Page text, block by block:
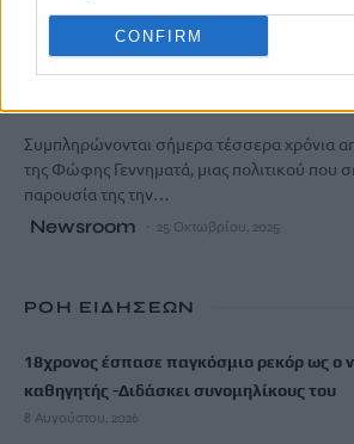
CONFIRM
Τέσσερα χρόνια χωρίς τη
Συμπληρώνονται σήμερα τέσσερα χρόνια
της Φώφης Γεννηματά, μιας πολιτικού που
παρουσία της την…
Newsroom 25 Οκτωβρίου, 2025
ΡΟΗ ΕΙΔΗΣΕΩΝ
18χρονος έσπασε παγκόσμιο ρεκόρ ως ο
καθηγητής -Διδάσκει συνομηλίκους του
8 Αυγούστου, 2026